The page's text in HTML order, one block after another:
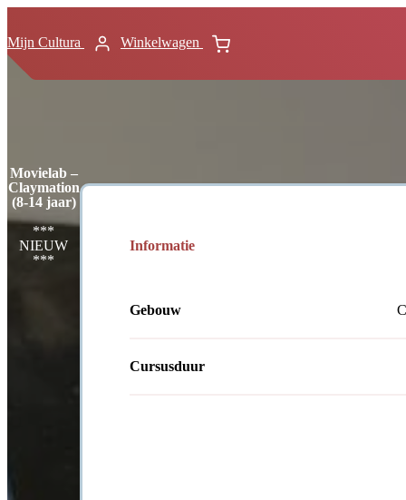
Mijn Cultura Winkelwagen
Movielab –
Claymation
(8-14 jaar)
***
NIEUW
***
Informatie
Gebouw
Cursusduur